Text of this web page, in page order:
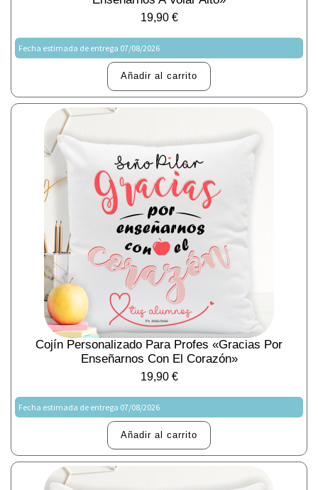
19,90 €
Fecha estimada de entrega 07/08/2026
Añadir al carrito
Cojín Personalizado Para Profes «Gracias Por
Enseñarnos Con El Corazón»
19,90 €
Fecha estimada de entrega 07/08/2026
Añadir al carrito